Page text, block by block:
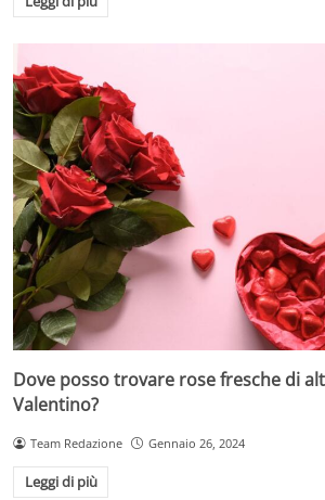
Dove posso trovare rose fresche di
Valentino?
Team Redazione Gennaio 26, 2024
Leggi di più